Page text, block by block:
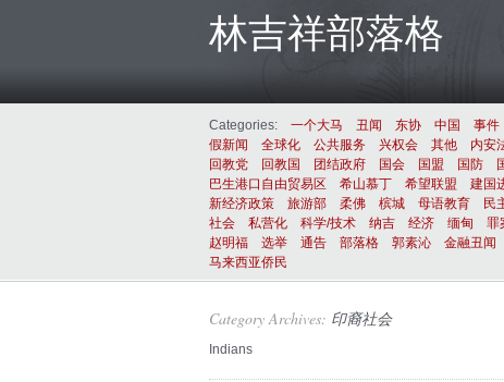
林吉祥部落格
Categories: 一个大马 丑闻 东协 中国 事件
假新闻
全球化 公共服务 兴权会 其他 内安
回教党
回教国 团结政府 国会 国盟 国防
巴生港口自由贸易区
希山慕丁 希望联盟 建国
新经济政策
旅游部 柔佛 槟城 母语教育 民
社会
私营化 科学/技术 纳吉 经济 缅甸 罪
赵明福
选举 通告 部落格 郭素沁 金融丑闻
马来西亚侨民
Category Archives: 印裔社会
Indians